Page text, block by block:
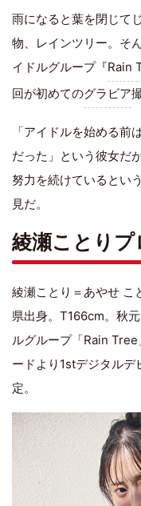
雨になると葉を閉じて
物、レインツリー。そ
イドルグループ『Rain
回が初めてのグラビア
「アイドルを始める前
だった」という彼女だ
努力を続けているとい
見だ。
綾瀬ことり
綾瀬ことり＝あやせ こ
県出身。T166cm。秋
ルグループ「Rain
ードより1stデジタル
定。